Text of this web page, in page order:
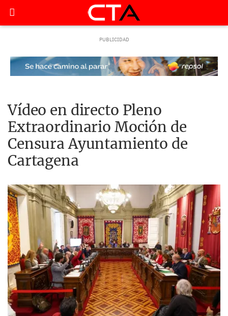
Vídeo en directo Pleno
Extraordinario Moción de
Censura Ayuntamiento de
Cartagena